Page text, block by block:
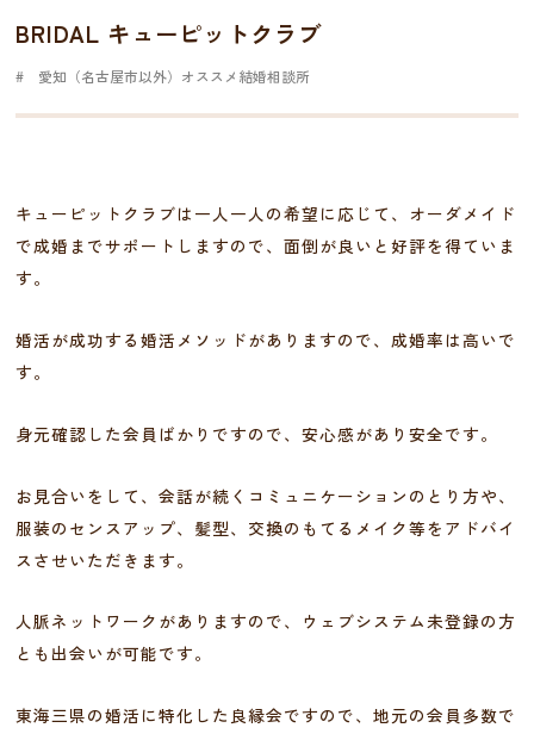
BRIDAL キューピットクラブ
愛知（名古屋市以外）オススメ結婚相談所
キューピットクラブは一人一人の希望に応じて、オーダメイド
で成婚までサポートしますので、面倒が良いと好評を得ていま
す。
婚活が成功する婚活メソッドがありますので、成婚率は高いで
す。
身元確認した会員ばかりですので、安心感があり安全です。
お見合いをして、会話が続くコミュニケーションのとり方や、
服装のセンスアップ、髪型、交換のもてるメイク等をアドバイ
スさせいただきます。
人脈ネットワークがありますので、ウェブシステム未登録の方
とも出会いが可能です。
東海三県の婚活に特化した良縁会ですので、地元の会員多数で